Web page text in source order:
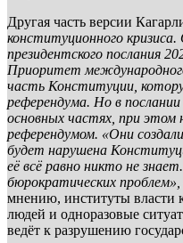
Другая часть версии
конституционного
президентского послания
Приоритет
часть Конституции,
референдума. Но в послании
основных частях, при этом
референдумом. «Они
будет нарушена
её всё равно никто не
бюрократических
мнению, институты власти
людей и одноразовые
ведёт к разрушению